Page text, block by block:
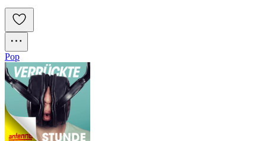
Pop